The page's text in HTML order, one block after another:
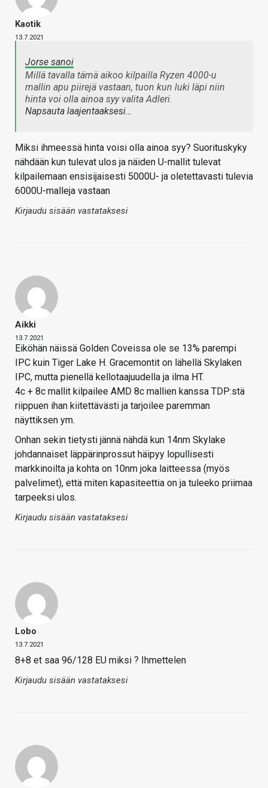
Kaotik
13.7.2021
Jorse sanoi
Millä tavalla tämä aikoo kilpailla Ryzen 4000-u
mallin apu piirejä vastaan, tuon kun luki läpi niin
hinta voi olla ainoa syy valita Adleri.
Napsauta laajentaaksesi…
Miksi ihmeessä hinta voisi olla ainoa syy? Suorituskyky
nähdään kun tulevat ulos ja näiden U-mallit tulevat
kilpailemaan ensisijaisesti 5000U- ja oletettavasti tulevia
6000U-malleja vastaan
Kirjaudu sisään vastataksesi
Aikki
13.7.2021
Eiköhän näissä Golden Coveissa ole se 13% parempi
IPC kuin Tiger Lake H. Gracemontit on lähellä Skylaken
IPC, mutta pienellä kellotaajuudella ja ilma HT.
4c + 8c mallit kilpailee AMD 8c mallien kanssa TDP:stä
riippuen ihan kiitettävästi ja tarjoilee paremman
näyttiksen ym.
Onhan sekin tietysti jännä nähdä kun 14nm Skylake
johdannaiset läppärinprossut häipyy lopullisesti
markkinoilta ja kohta on 10nm joka laitteessa (myös
palvelimet), että miten kapasiteettia on ja tuleeko priimaa
tarpeeksi ulos.
Kirjaudu sisään vastataksesi
Lobo
13.7.2021
8+8 et saa 96/128 EU miksi ? Ihmettelen
Kirjaudu sisään vastataksesi